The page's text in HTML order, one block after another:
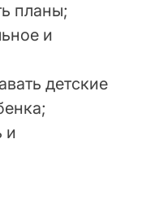
планы;
и
детские
и